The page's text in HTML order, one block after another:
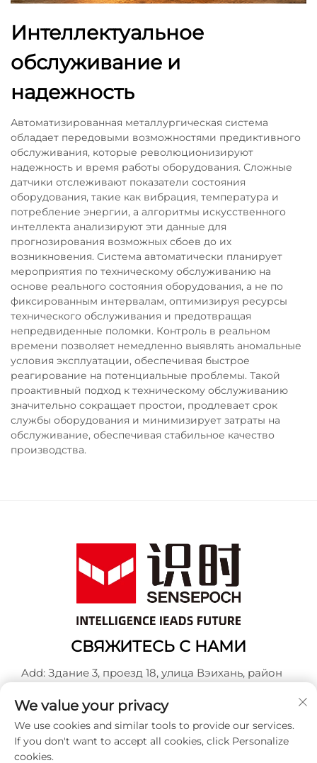
Интеллектуальное
обслуживание и
надежность
Автоматизированная металлургическая система
обладает передовыми возможностями предиктивного
обслуживания, которые революционизируют
надежность и время работы оборудования. Сложные
датчики отслеживают показатели состояния
оборудования, такие как вибрация, температура и
потребление энергии, а алгоритмы искусственного
интеллекта анализируют эти данные для
прогнозирования возможных сбоев до их
возникновения. Система автоматически планирует
мероприятия по техническому обслуживанию на
основе реального состояния оборудования, а не по
фиксированным интервалам, оптимизируя ресурсы
технического обслуживания и предотвращая
непредвиденные поломки. Контроль в реальном
времени позволяет немедленно выявлять аномальные
условия эксплуатации, обеспечивая быстрое
реагирование на потенциальные проблемы. Такой
проактивный подход к техническому обслуживанию
значительно сокращает простои, продлевает срок
службы оборудования и минимизирует затраты на
обслуживание, обеспечивая стабильное качество
производства.
СВЯЖИТЕСЬ С НАМИ
Add: Здание 3, проезд 18, улица Вэихань, район
Тел.:+86-13917707297
E-mail:[email protected]
We value your privacy
We use cookies and similar tools to provide our services.
If you don't want to accept all cookies, click Personalize
cookies.